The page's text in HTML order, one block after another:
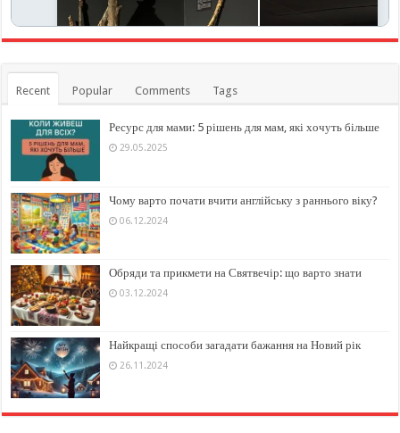
Recent Popular Comments Tags
Ресурс для мами: 5 рішень для мам, які хочуть більше
29.05.2025
Чому варто почати вчити англійську з раннього віку?
06.12.2024
Обряди та прикмети на Святвечір: що варто знати
03.12.2024
Найкращі способи загадати бажання на Новий рік
26.11.2024